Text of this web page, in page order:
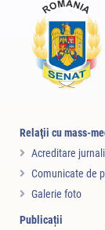
24.07.2026
Sorin
Deputaților,
Relaţii cu mass-
Acreditare
Comunicate de
Galerie foto
Publicații